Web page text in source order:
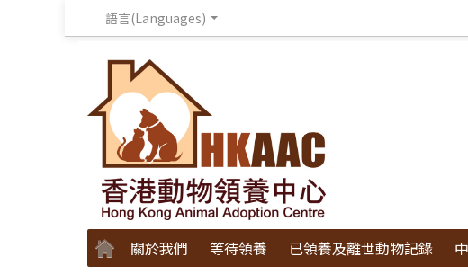
語言(Languages)
關於我們 等待領養 已領養及離世動物記錄